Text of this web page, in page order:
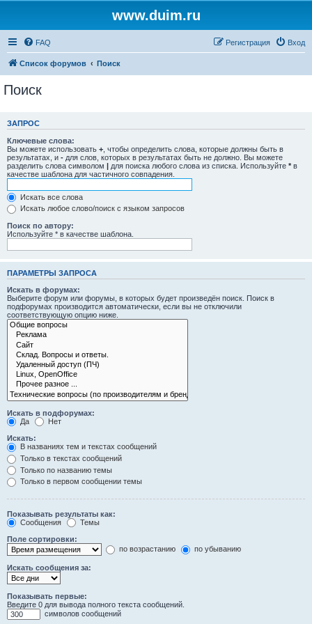
www.duim.ru
FAQ Вход
Регистрация
Список форумов Поиск
Поиск
ЗАПРОС
Ключевые слова:
Вы можете использовать + , чтобы определить слова, которые должны быть в
результатах, и - для слов, которых в результатах быть не должно. Вы можете
разделить слова символом | для поиска любого слова из списка. Используйте * в
качестве шаблона для частичного совпадения.
Искать все слова
Искать любое слово/поиск с языком запросов
Поиск по автору:
Используйте * в качестве шаблона.
ПАРАМЕТРЫ ЗАПРОСА
Искать в форумах:
Выберите форум или форумы, в которых будет произведён поиск. Поиск в
подфорумах производится автоматически, если вы не отключили
соответствующую опцию ниже.
Искать в подфорумах:
Да
Нет
Искать:
В названиях тем и текстах сообщений
Только в текстах сообщений
Только по названию темы
Только в первом сообщении темы
Показывать результаты как:
Сообщения
Темы
Поле сортировки:
по возрастанию
по убыванию
Искать сообщения за:
Показывать первые:
Введите 0 для вывода полного текста сообщений.
символов сообщений